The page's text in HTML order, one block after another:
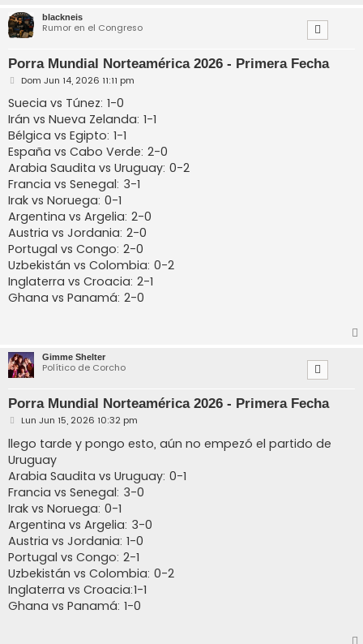
blackneis
Rumor en el Congreso
Porra Mundial Norteamérica 2026 - Primera Fecha
M
n
s
a
j
e
Dom Jun 14, 2026 11:11 pm
Suecia vs Túnez: 1-0
Irán vs Nueva Zelanda: 1-1
Bélgica vs Egipto: 1-1
España vs Cabo Verde: 2-0
Arabia Saudita vs Uruguay: 0-2
Francia vs Senegal: 3-1
Irak vs Noruega: 0-1
Argentina vs Argelia: 2-0
Austria vs Jordania: 2-0
Portugal vs Congo: 2-0
Uzbekistán vs Colombia: 0-2
Inglaterra vs Croacia: 2-1
Ghana vs Panamá: 2-0
Gimme Shelter
Político de Corcho
Porra Mundial Norteamérica 2026 - Primera Fecha
M
n
s
a
j
e
Lun Jun 15, 2026 10:32 pm
llego tarde y pongo esto, aún no empezó el partido de
Uruguay
Arabia Saudita vs Uruguay: 0-1
Francia vs Senegal: 3-0
Irak vs Noruega: 0-1
Argentina vs Argelia: 3-0
Austria vs Jordania: 1-0
Portugal vs Congo: 2-1
Uzbekistán vs Colombia: 0-2
Inglaterra vs Croacia:1-1
Ghana vs Panamá: 1-0